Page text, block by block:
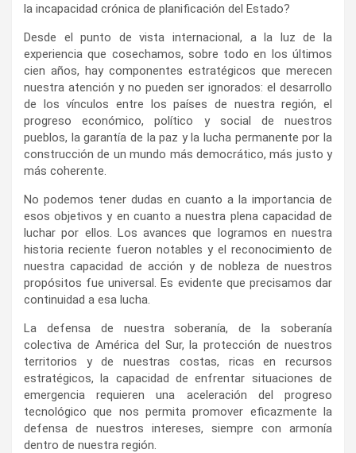
la incapacidad crónica de planificación del Estado?
Desde el punto de vista internacional, a la luz de la
experiencia que cosechamos, sobre todo en los últimos
cien años, hay componentes estratégicos que merecen
nuestra atención y no pueden ser ignorados: el desarrollo
de los vínculos entre los países de nuestra región, el
progreso económico, político y social de nuestros
pueblos, la garantía de la paz y la lucha permanente por la
construcción de un mundo más democrático, más justo y
más coherente.
No podemos tener dudas en cuanto a la importancia de
esos objetivos y en cuanto a nuestra plena capacidad de
luchar por ellos. Los avances que logramos en nuestra
historia reciente fueron notables y el reconocimiento de
nuestra capacidad de acción y de nobleza de nuestros
propósitos fue universal. Es evidente que precisamos dar
continuidad a esa lucha.
La defensa de nuestra soberanía, de la soberanía
colectiva de América del Sur, la protección de nuestros
territorios y de nuestras costas, ricas en recursos
estratégicos, la capacidad de enfrentar situaciones de
emergencia requieren una aceleración del progreso
tecnológico que nos permita promover eficazmente la
defensa de nuestros intereses, siempre con armonía
dentro de nuestra región.